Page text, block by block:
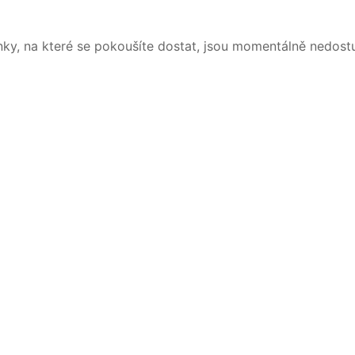
na které se pokoušíte dostat, jsou momentálně